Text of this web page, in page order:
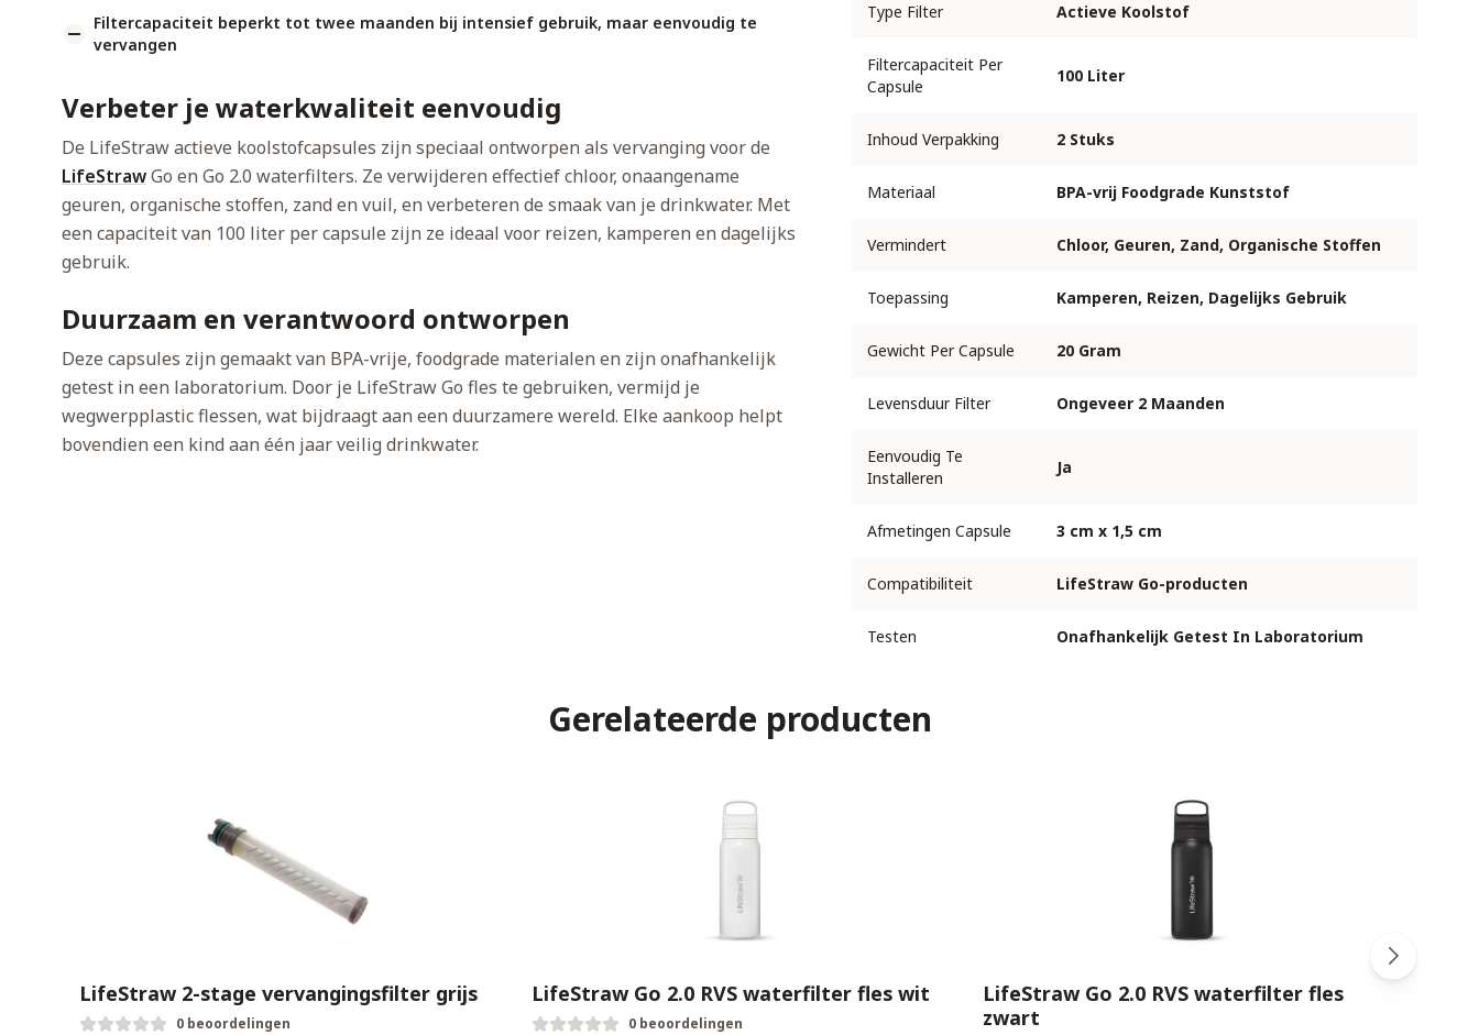
Filtercapaciteit beperkt tot twee maanden bij intensief gebruik, maar eenvoudig te
vervangen
Verbeter je waterkwaliteit eenvoudig
De LifeStraw actieve koolstofcapsules zijn speciaal ontworpen als vervanging voor de
LifeStrawGo en Go 2.0 waterfilters. Ze verwijderen effectief chloor, onaangename
geuren, organische stoffen, zand en vuil, en verbeteren de smaak van je drinkwater. Met
een capaciteit van 100 liter per capsule zijn ze ideaal voor reizen, kamperen en dagelijks
gebruik.
Duurzaam en verantwoord ontworpen
Deze capsules zijn gemaakt van BPA-vrije, foodgrade materialen en zijn onafhankelijk
getest in een laboratorium. Door je LifeStraw Go fles te gebruiken, vermijd je
wegwerpplastic flessen, wat bijdraagt aan een duurzamere wereld. Elke aankoop helpt
bovendien een kind aan één jaar veilig drinkwater.
Type Filter Actieve Koolstof
Filtercapaciteit Per
Capsule
100 Liter
Inhoud Verpakking 2 Stuks
Materiaal BPA-vrij Foodgrade Kunststof
Vermindert Chloor, Geuren, Zand, Organische Stoffen
Toepassing Kamperen, Reizen, Dagelijks Gebruik
Gewicht Per Capsule 20 Gram
Levensduur Filter Ongeveer 2 Maanden
Eenvoudig Te
Installeren
Ja
Afmetingen Capsule 3 cm x 1,5 cm
Compatibiliteit LifeStraw Go-producten
Testen Onafhankelijk Getest In Laboratorium
Gerelateerde producten
LifeStraw 2-stage vervangingsfilter grijs
0 beoordelingen
LifeStraw Go 2.0 RVS waterfilter fles wit
0 beoordelingen
LifeStraw Go 2.0 RVS waterfilter fles
zwart